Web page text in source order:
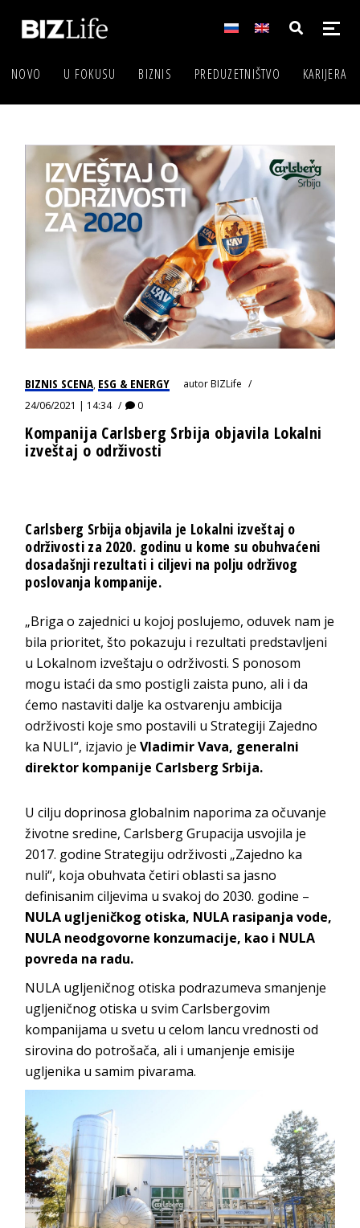
NOVO U FOKUSU BIZNIS PREDUZETNIŠTVO KARIJERA
BIZNIS SCENA, ESG & ENERGY autorBIZLife
24/06/2021 | 14:34
0
Kompanija Carlsberg Srbija objavila Lokalni
izveštaj o održivosti
Carlsberg Srbija objavila je Lokalni izveštaj o
održivosti za 2020. godinu u kome su obuhvaćeni
dosadašnji rezultati i ciljevi na polju održivog
poslovanja kompanije.
„Briga o zajednici u kojoj poslujemo, oduvek nam je
bila prioritet, što pokazuju i rezultati predstavljeni
u Lokalnom izveštaju o održivosti. S ponosom
mogu istaći da smo postigli zaista puno, ali i da
ćemo nastaviti dalje ka ostvarenju ambicija
održivosti koje smo postavili u Strategiji Zajedno
ka NULI“, izjavio jeVladimir Vava, generalni
direktor kompanije Carlsberg Srbija.
U cilju doprinosa globalnim naporima za očuvanje
životne sredine, Carlsberg Grupacija usvojila je
2017. godine Strategiju održivosti „Zajedno ka
nuli“, koja obuhvata četiri oblasti sa jasno
definisanim ciljevima u svakoj do 2030. godine –
NULA ugljeničkog otiska, NULA rasipanja vode,
NULA neodgovorne konzumacije, kao i NULA
povreda na radu.
NULA ugljeničnog otiska podrazumeva smanjenje
ugljeničnog otiska u svim Carlsbergovim
kompanijama u svetu u celom lancu vrednosti od
sirovina do potrošača, ali i umanjenje emisije
ugljenika u samim pivarama.